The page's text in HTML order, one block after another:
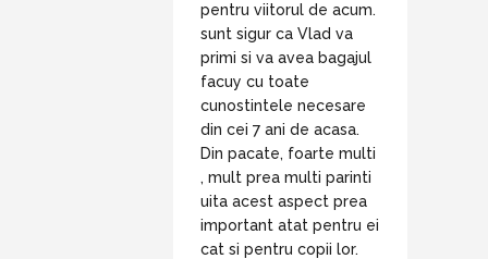
pentru viitorul de acum.
sunt sigur ca Vlad va
primi si va avea bagajul
facuy cu toate
cunostintele necesare
din cei 7 ani de acasa.
Din pacate, foarte multi
, mult prea multi parinti
uita acest aspect prea
important atat pentru ei
cat si pentru copii lor.